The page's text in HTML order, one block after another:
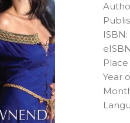
ISBN:
Year